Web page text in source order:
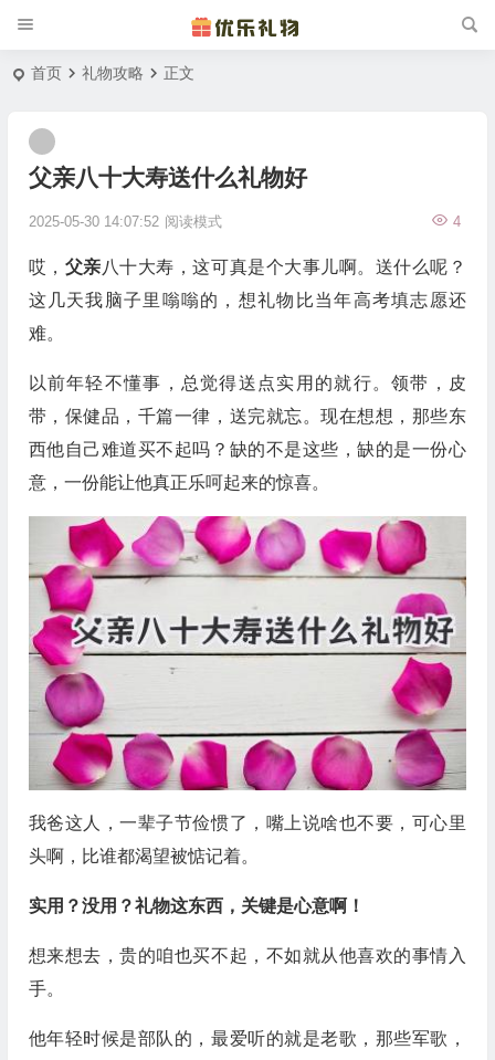
首页 礼物攻略 正文
父亲八十大寿送什么礼物好
2025-05-30 14:07:52 4
阅读模式
哎， 父亲八十大寿，这可真是个大事儿啊。送什么呢？
这几天我脑子里嗡嗡的，想礼物比当年高考填志愿还
难。
以前年轻不懂事，总觉得送点实用的就行。领带，皮
带，保健品，千篇一律，送完就忘。现在想想，那些东
西他自己难道买不起吗？缺的不是这些，缺的是一份心
意，一份能让他真正乐呵起来的惊喜。
我爸这人，一辈子节俭惯了，嘴上说啥也不要，可心里
头啊，比谁都渴望被惦记着。
实用？没用？礼物这东西，关键是心意啊！
想来想去，贵的咱也买不起，不如就从他喜欢的事情入
手。
他年轻时候是部队的，最爱听的就是老歌，那些军歌，